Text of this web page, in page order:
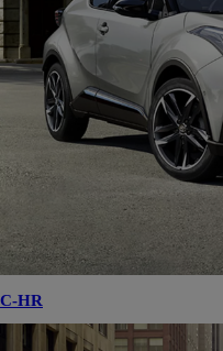
C-HR